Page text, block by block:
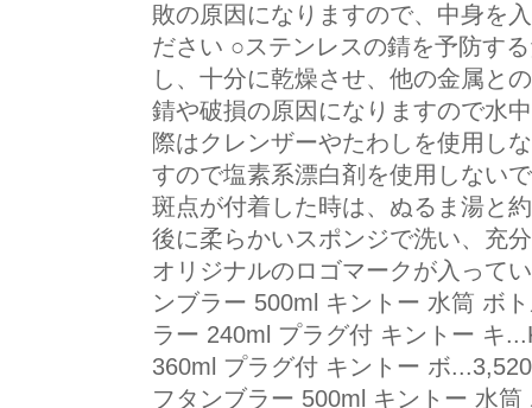
敗の原因になりますので、中身を
ださい ○ステンレスの錆を予防す
し、十分に乾燥させ、他の金属と
錆や破損の原因になりますので水
際はクレンザーやたわしを使用し
すので塩素系漂白剤を使用しない
斑点が付着した時は、ぬるま湯と
後に柔らかいスポンジで洗い、充
オリジナルのロゴマークが入って
ンブラー 500ml キントー 水筒 ボ
ラー 240ml プラグ付 キントー キ
360ml プラグ付 キントー ボ
フタンブラー 500ml キントー 水